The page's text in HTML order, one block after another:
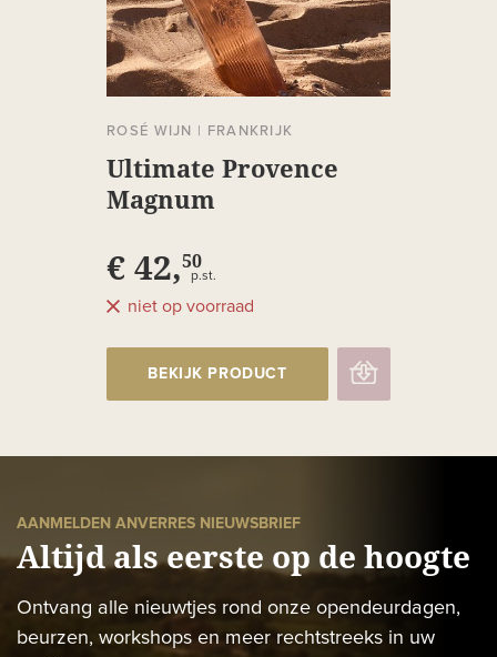
ROSÉ WIJN | FRANKRIJK
Ultimate Provence
Magnum
€ 42,50
p.st.
niet op voorraad
BEKIJK PRODUCT
AANMELDEN ANVERRES NIEUWSBRIEF
Altijd als eerste op de hoogte
Ontvang alle nieuwtjes rond onze opendeurdagen,
beurzen, workshops en meer rechtstreeks in uw